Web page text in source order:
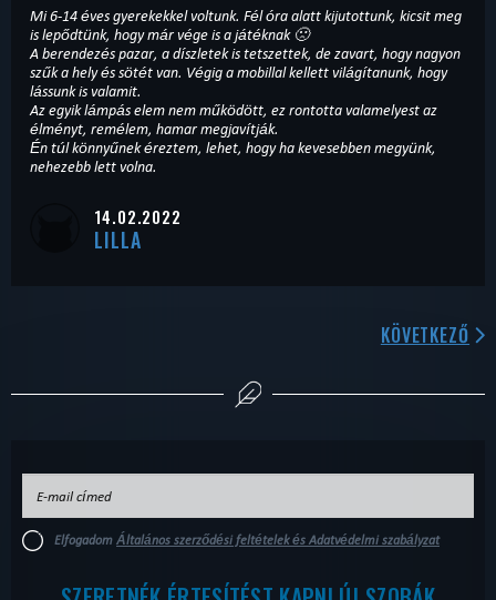
Mi 6-14 éves gyerekekkel voltunk. Fél óra alatt kijutottunk, kicsit meg
is lepődtünk, hogy már vége is a játéknak 🙁
A berendezés pazar, a díszletek is tetszettek, de zavart, hogy nagyon
szűk a hely és sötét van. Végig a mobillal kellett világítanunk, hogy
lássunk is valamit.
Az egyik lámpás elem nem működött, ez rontotta valamelyest az
élményt, remélem, hamar megjavítják.
Én túl könnyűnek éreztem, lehet, hogy ha kevesebben megyünk,
nehezebb lett volna.
14.02.2022
LILLA
KÖVETKEZŐ
Elfogadom Általános szerződési feltételek és Adatvédelmi szabályzat